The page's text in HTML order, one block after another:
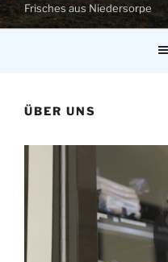
Frisches aus Niedersorpe
ÜBER UNS